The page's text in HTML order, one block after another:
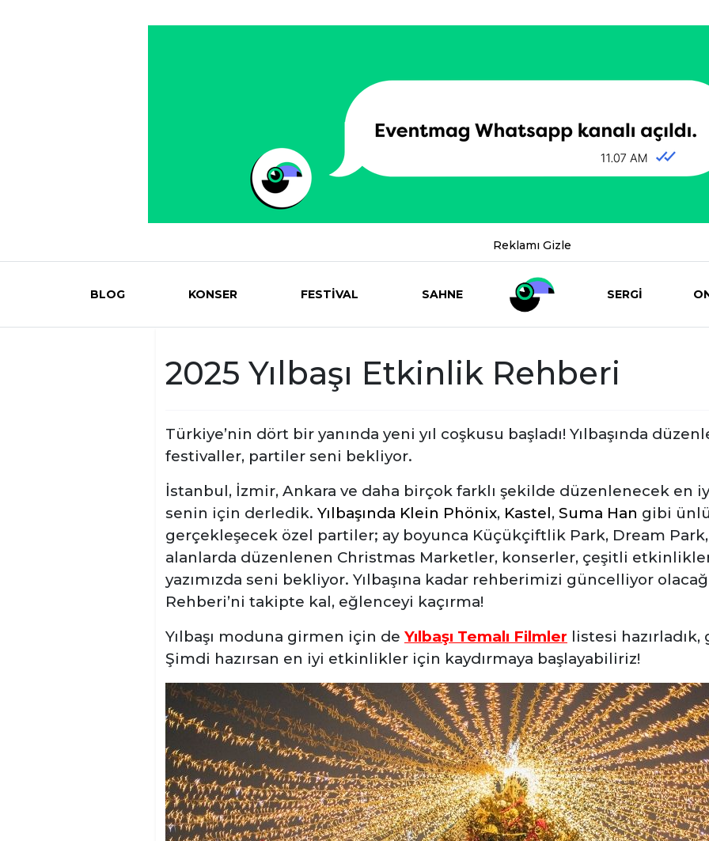
Reklamı Gizle
Eventmag
BLOG KONSER FESTİVAL SAHNE SERGİ
2025 Yılbaşı Etkinlik Rehberi
Türkiye’nin dört bir yanında yeni yıl coşkusu başladı! Yılbaşında
festivaller, partiler seni bekliyor.
İstanbul, İzmir, Ankara ve daha birçok farklı şekilde düzenlenecek en
senin için derledik. Yılbaşında Klein Phönix, Kastel, Suma Han gibi
gerçekleşecek özel partiler; ay boyunca Küçükçiftlik Park, Dream
alanlarda düzenlenen Christmas Marketler, konserler, çeşitli
yazımızda seni bekliyor. Yılbaşına kadar rehberimizi güncelliyor
Rehberi’ni takipte kal, eğlenceyi kaçırma!
Yılbaşı moduna girmen için de Yılbaşı Temalı Filmler listesi
Şimdi hazırsan en iyi etkinlikler için kaydırmaya başlayabiliriz!